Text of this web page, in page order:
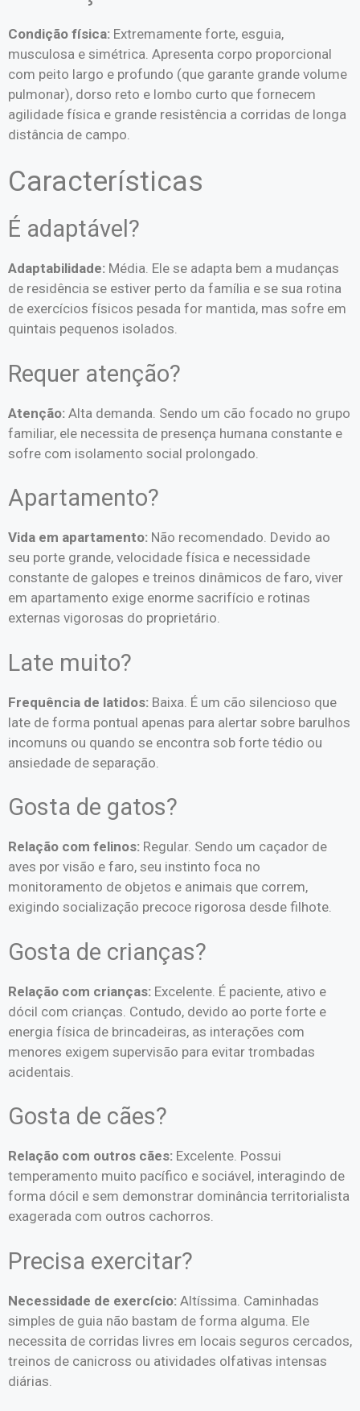
Condição física: Extremamente forte, esguia,
musculosa e simétrica. Apresenta corpo proporcional
com peito largo e profundo (que garante grande volume
pulmonar), dorso reto e lombo curto que fornecem
agilidade física e grande resistência a corridas de longa
distância de campo.
Características
É adaptável?
Adaptabilidade: Média. Ele se adapta bem a mudanças
de residência se estiver perto da família e se sua rotina
de exercícios físicos pesada for mantida, mas sofre em
quintais pequenos isolados.
Requer atenção?
Atenção: Alta demanda. Sendo um cão focado no grupo
familiar, ele necessita de presença humana constante e
sofre com isolamento social prolongado.
Apartamento?
Vida em apartamento: Não recomendado. Devido ao
seu porte grande, velocidade física e necessidade
constante de galopes e treinos dinâmicos de faro, viver
em apartamento exige enorme sacrifício e rotinas
externas vigorosas do proprietário.
Late muito?
Frequência de latidos: Baixa. É um cão silencioso que
late de forma pontual apenas para alertar sobre barulhos
incomuns ou quando se encontra sob forte tédio ou
ansiedade de separação.
Gosta de gatos?
Relação com felinos: Regular. Sendo um caçador de
aves por visão e faro, seu instinto foca no
monitoramento de objetos e animais que correm,
exigindo socialização precoce rigorosa desde filhote.
Gosta de crianças?
Relação com crianças: Excelente. É paciente, ativo e
dócil com crianças. Contudo, devido ao porte forte e
energia física de brincadeiras, as interações com
menores exigem supervisão para evitar trombadas
acidentais.
Gosta de cães?
Relação com outros cães: Excelente. Possui
temperamento muito pacífico e sociável, interagindo de
forma dócil e sem demonstrar dominância territorialista
exagerada com outros cachorros.
Precisa exercitar?
Necessidade de exercício: Altíssima. Caminhadas
simples de guia não bastam de forma alguma. Ele
necessita de corridas livres em locais seguros cercados,
treinos de canicross ou atividades olfativas intensas
diárias.